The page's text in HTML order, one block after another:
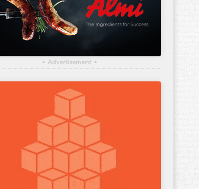
▴ Advertisement ▴